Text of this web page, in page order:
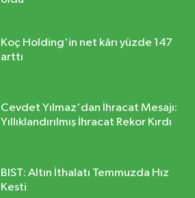
Koç Holding'in net kârı yüzde 147
arttı
Cevdet Yılmaz'dan İhracat Mesajı:
Yıllıklandırılmış İhracat Rekor Kırdı
BIST: Altın İthalatı Temmuzda Hız
Kesti